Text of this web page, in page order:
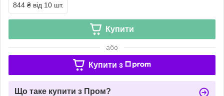
844 ₴ від 10 шт.
Купити
або
Купити з
Що таке купити з Пром?